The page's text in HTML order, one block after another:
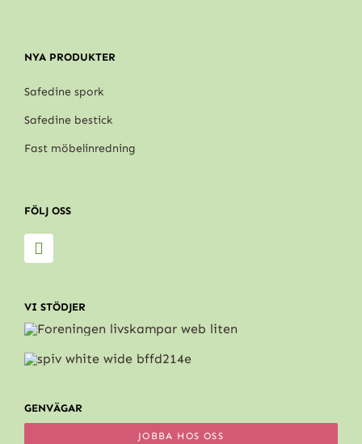
NYA PRODUKTER
Safedine spork
Safedine bestick
Fast möbelinredning
FÖLJ OSS
VI STÖDJER
GENVÄGAR
JOBBA HOS OSS